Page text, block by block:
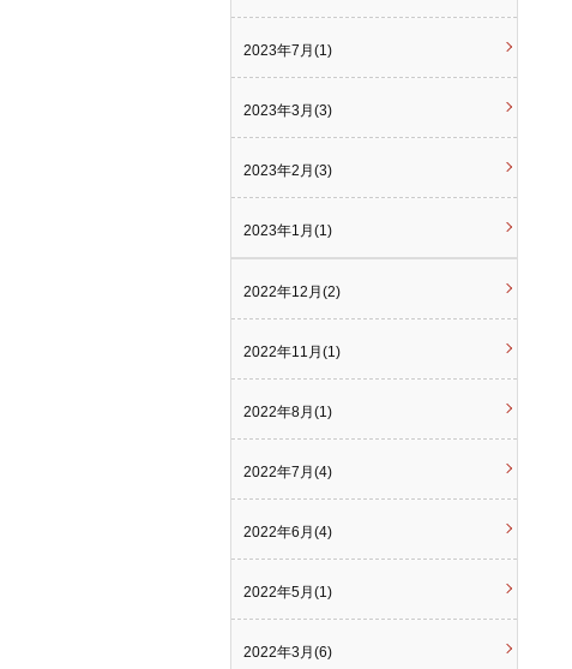
2023年7月(1)
2023年3月(3)
2023年2月(3)
2023年1月(1)
2022年12月(2)
2022年11月(1)
2022年8月(1)
2022年7月(4)
2022年6月(4)
2022年5月(1)
2022年3月(6)